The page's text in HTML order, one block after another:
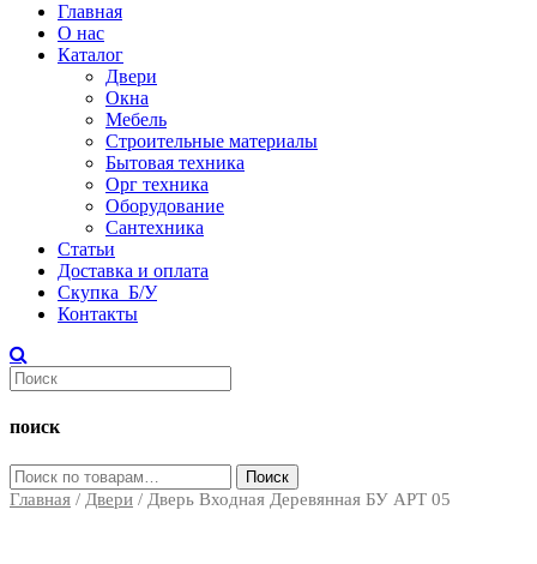
Главная
О нас
Каталог
Двери
Окна
Мебель
Строительные материалы
Бытовая техника
Орг техника
Оборудование
Сантехника
Статьи
Доставка и оплата
Скупка Б/У
Контакты
поиск
Искать: Поиск
Главная / Двери / Дверь Входная Деревянная БУ АРТ 05